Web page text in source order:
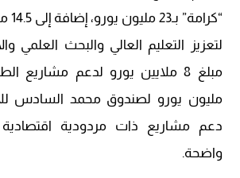
لتعزيز التعليم العالي والبحث العلمي
مليون يورو لصندوق محمد السادس
دعم مشاريع ذات مردودية اقتصادية
واضحة.